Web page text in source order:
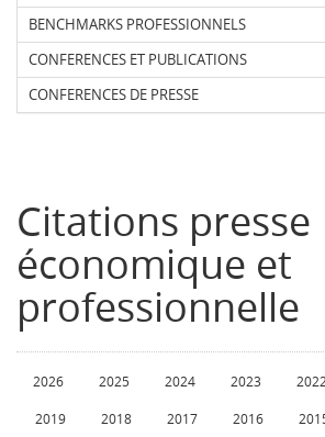
BENCHMARKS PROFESSIONNELS
CONFERENCES ET PUBLICATIONS
CONFERENCES DE PRESSE
Citations presse
économique et
professionnelle
2026 2025 2024 2023
2019 2018 2017 2016